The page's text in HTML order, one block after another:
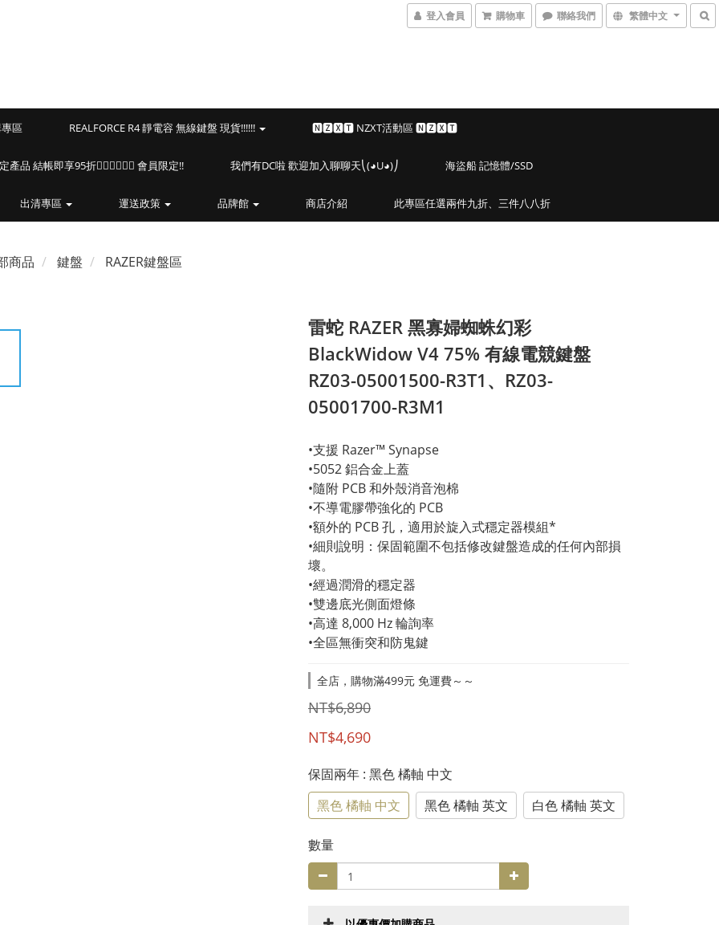
登入會員 購物車 聯絡我們 繁體中文
專區 REALFORCE R4 靜電容 無線鍵盤 現貨!!!!!! 🅽🆉🆇🆃 NZXT活動區 🅽🆉🆇🆃
產品 結帳即享95折🏴‍☠️🏴‍☠️🏴‍☠️ 會員限定!! 我們有DC啦 歡迎加入聊聊天⎝(◕U◕)⎠ 海盜船 記憶體/SSD
出清專區 運送政策 品牌館 商店介紹 此專區任選兩件九折、三件八八折
商品 鍵盤 RAZER鍵盤區
雷蛇 RAZER 黑寡婦蜘蛛幻彩
BlackWidow V4 75% 有線電競鍵盤
RZ03-05001500-R3T1、RZ03-
05001700-R3M1
•支援 Razer™ Synapse
•5052 鋁合金上蓋
•隨附 PCB 和外殼消音泡棉
•不導電膠帶強化的 PCB
•額外的 PCB 孔，適用於旋入式穩定器模組*
•細則說明：保固範圍不包括修改鍵盤造成的任何內部損
壞。
•經過潤滑的穩定器
•雙邊底光側面燈條
•高達 8,000 Hz 輪詢率
•全區無衝突和防鬼鍵
全店，購物滿499元 免運費～～
NT$6,890
NT$4,690
保固兩年 : 黑色 橘軸 中文
黑色 橘軸 中文
黑色 橘軸 英文 白色 橘軸 英文
數量